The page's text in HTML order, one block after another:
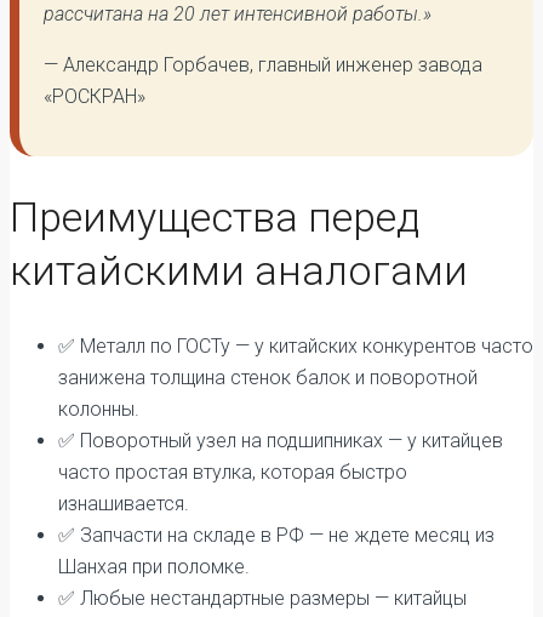
рассчитана на 20 лет интенсивной работы.»
— Александр Горбачев, главный инженер завода
«РОСКРАН»
Преимущества перед
китайскими аналогами
✅ Металл по ГОСТу — у китайских конкурентов часто
занижена толщина стенок балок и поворотной
колонны.
✅ Поворотный узел на подшипниках — у китайцев
часто простая втулка, которая быстро
изнашивается.
✅ Запчасти на складе в РФ — не ждете месяц из
Шанхая при поломке.
✅ Любые нестандартные размеры — китайцы